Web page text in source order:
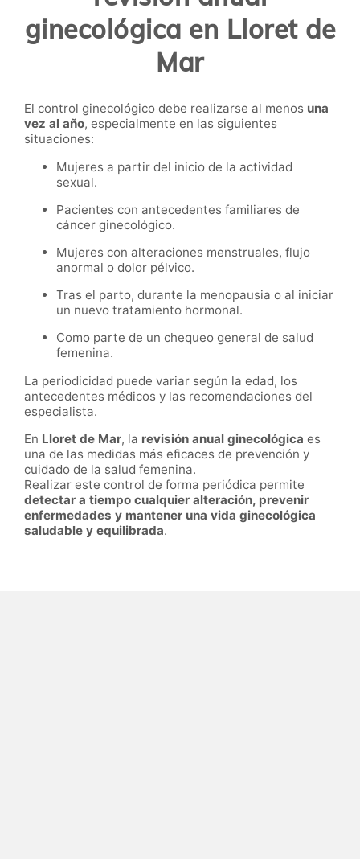
ginecológica en Lloret de
Mar
El control ginecológico debe realizarse al menos una
vez al año, especialmente en las siguientes
situaciones:
Mujeres a partir del inicio de la actividad
sexual.
Pacientes con antecedentes familiares de
cáncer ginecológico.
Mujeres con alteraciones menstruales, flujo
anormal o dolor pélvico.
Tras el parto, durante la menopausia o al iniciar
un nuevo tratamiento hormonal.
Como parte de un chequeo general de salud
femenina.
La periodicidad puede variar según la edad, los
antecedentes médicos y las recomendaciones del
especialista.
En Lloret de Mar, la revisión anual ginecológica es
una de las medidas más eficaces de prevención y
cuidado de la salud femenina.
Realizar este control de forma periódica permite
detectar a tiempo cualquier alteración, prevenir
enfermedades y mantener una vida ginecológica
saludable y equilibrada.